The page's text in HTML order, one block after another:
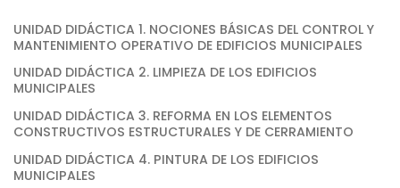
UNIDAD DIDÁCTICA 1. NOCIONES BÁSICAS DEL CONTROL Y
MANTENIMIENTO OPERATIVO DE EDIFICIOS MUNICIPALES
UNIDAD DIDÁCTICA 2. LIMPIEZA DE LOS EDIFICIOS
MUNICIPALES
UNIDAD DIDÁCTICA 3. REFORMA EN LOS ELEMENTOS
CONSTRUCTIVOS ESTRUCTURALES Y DE CERRAMIENTO
UNIDAD DIDÁCTICA 4. PINTURA DE LOS EDIFICIOS
MUNICIPALES